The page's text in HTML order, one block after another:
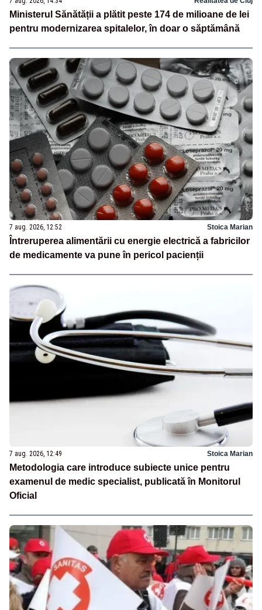
Ministerul Sănătății a plătit peste 174 de milioane de lei
pentru modernizarea spitalelor, în doar o săptămână
7 aug. 2026, 12:52 Stoica Marian
Întreruperea alimentării cu energie electrică a fabricilor
de medicamente va pune în pericol pacienții
7 aug. 2026, 12:49 Stoica Marian
Metodologia care introduce subiecte unice pentru
examenul de medic specialist, publicată în Monitorul
Oficial